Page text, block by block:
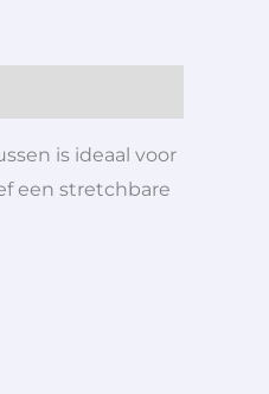
is ideaal voor
een stretchbare